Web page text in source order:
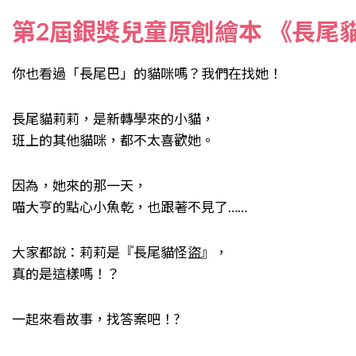
第2屆銀獎兒童原創繪本 《長尾
你也看過「長尾巴」的貓咪嗎？我們在找她！
長尾貓莉莉，是新轉學來的小貓，
班上的其他貓咪，都不太喜歡她。
因為，她來的那一天，
喵大亨的點心小魚乾，也跟著不見了……
大家都說：莉莉是『長尾貓怪盜』，
真的是這樣嗎！？
一起來看故事，找答案吧！?